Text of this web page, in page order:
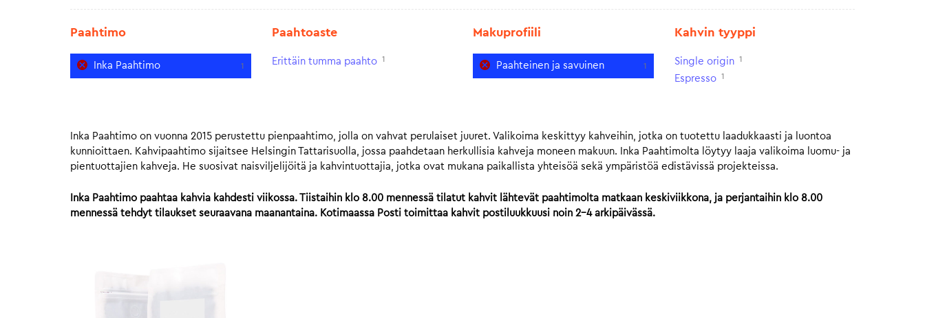
Paahtimo
Inka Paahtimo 1
Paahtoaste
Erittäin tumma paahto 1
Makuprofiili
Paahteinen ja savuinen 1
Kahvin tyyppi
Single origin 1
Espresso 1
Inka Paahtimo on vuonna 2015 perustettu pienpaahtimo, jolla on vahvat perulaiset juuret. Valikoima keskittyy kahveihin, jotka on tuotettu laadukkaasti ja luontoa
kunnioittaen. Kahvipaahtimo sijaitsee Helsingin Tattarisuolla, jossa paahdetaan herkullisia kahveja moneen makuun. Inka Paahtimolta löytyy laaja valikoima luomu- ja
pientuottajien kahveja. He suosivat naisviljelijöitä ja kahvintuottajia, jotka ovat mukana paikallista yhteisöä sekä ympäristöä edistävissä projekteissa.
Inka Paahtimo paahtaa kahvia kahdesti viikossa. Tiistaihin klo 8.00 mennessä tilatut kahvit lähtevät paahtimolta matkaan keskiviikkona, ja perjantaihin klo 8.00
mennessä tehdyt tilaukset seuraavana maanantaina. Kotimaassa Posti toimittaa kahvit postiluukkuusi noin 2-4 arkipäivässä.